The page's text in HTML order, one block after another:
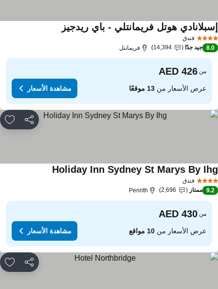
فندق
هوتل فريمانتلي - باي ريدجيزمشاهدة الأسعار
8.0 جيد جدًا 14,394 فريمانتل
من
عرض الأسعار من13 موقعًا مشاهدة الأسعار
مشاركة
فندق
Holiday Inn Sydney St Marys Byمشاهدة الأسعار
9.2 ممتاز 2,696
Penrith
من
عرض الأسعار من10 مواقع مشاهدة الأسعار
مشاركة